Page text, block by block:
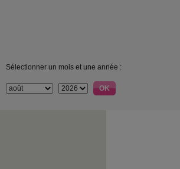
Sélectionner un mois et une année :